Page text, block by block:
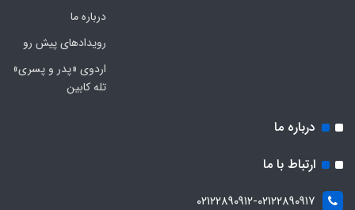
درباره ما
رویدادهای پیش رو
اردوی «پدر و پسری»
تله کابین
درباره ما
ارتباط با ما
۰۲۱۲۲۸۹۰۹۱۲-۰۲۱۲۲۸۹۰۹۱۷